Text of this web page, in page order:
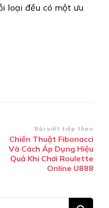
loại đều có một ưu
Bài viết tiếp theo
Chiến Thuật Fibonacci
Và Cách Áp Dụng Hiệu
Quả Khi Chơi Roulette
Online U888